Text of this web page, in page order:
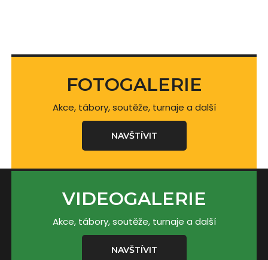
FOTOGALERIE
Akce, tábory, soutěže, turnaje a další
NAVŠTÍVIT
VIDEOGALERIE
Akce, tábory, soutěže, turnaje a další
NAVŠTÍVIT